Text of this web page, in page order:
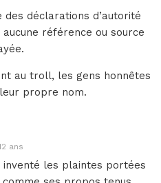
des déclarations d’autorité
référence ou source
au troll, les gens honnêtes
propre nom.
ans
inventé les plaintes portées